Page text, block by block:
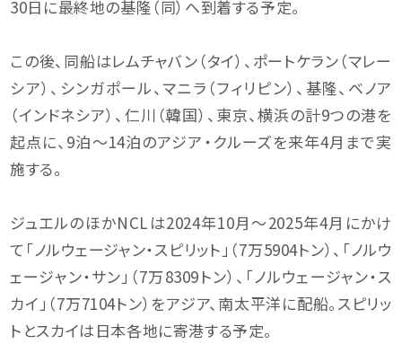
30日に最終地の基隆（同）へ到着する予定。
この後、同船はレムチャバン（タイ）、ポートケラン（マレー
シア）、シンガポール、マニラ（フィリピン）、基隆、ベノア
（インドネシア）、仁川（韓国）、東京、横浜の計9つの港を
起点に、9泊〜14泊のアジア・クルーズを来年4月まで実
施する。
ジュエルのほかNCLは2024年10月〜2025年4月にかけ
て「ノルウェージャン・スピリット」（7万5904トン）、「ノルウ
ェージャン・サン」（7万8309トン）、「ノルウェージャン・ス
カイ」（7万7104トン）をアジア、南太平洋に配船。スピリッ
トとスカイは日本各地に寄港する予定。